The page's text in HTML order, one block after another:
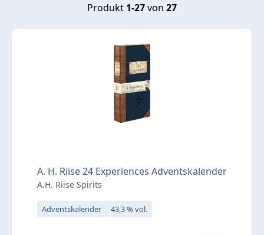
Produkt 1-27von 27
A. H. Riise 24 Experiences Adventskalender
A.H. Riise Spirits
Adventskalender 43,3 % vol.